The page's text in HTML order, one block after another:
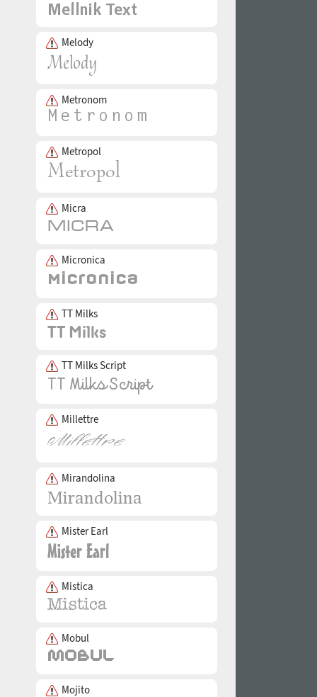
Melody
Metronom
Metropol
Micra
Micronica
TT Milks
TT Milks Script
Millettre
Mirandolina
Mister Earl
Mistica
Mobul
Mojito